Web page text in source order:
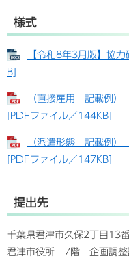
様式
【令和8年3月版】協
B]
（直接雇用＿記載例）
[PDFファイル／144KB]
（派遣形態＿記載例）
[PDFファイル／147KB]
提出先
千葉県君津市久保2丁目13
君津市役所 7階 企画調整